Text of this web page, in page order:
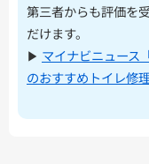
第三者からも評価を
だけます。
▶︎ マイナビニュース
のおすすめトイレ修